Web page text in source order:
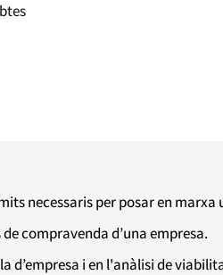
necessaris per posar en marxa
compravenda d’una empresa.
d’empresa i en l'anàlisi de